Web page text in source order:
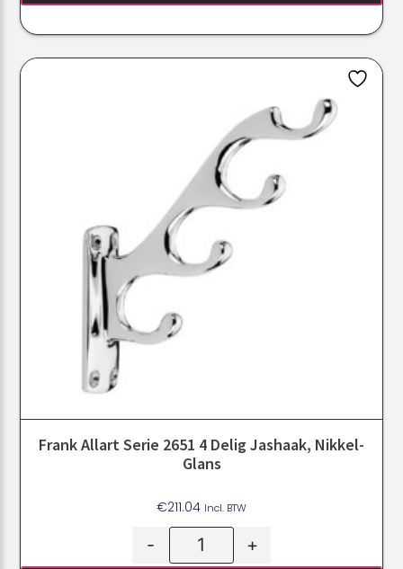
Frank Allart Serie 2651 4 Delig Jashaak, Nikkel-
Glans
€211.04 Incl. BTW
- +